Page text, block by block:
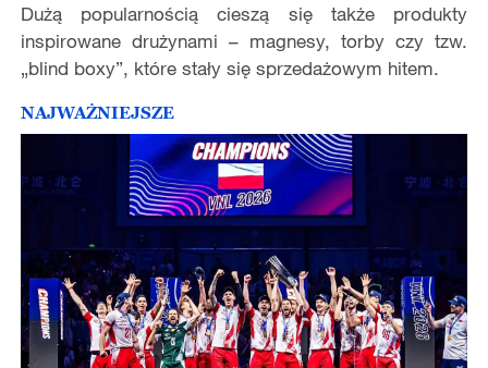
Dużą popularnością cieszą się także produkty
inspirowane drużynami – magnesy, torby czy tzw.
„blind boxy”, które stały się sprzedażowym hitem.
NAJWAŻNIEJSZE